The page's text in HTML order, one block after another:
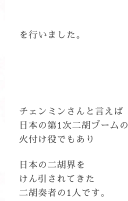
を行いました。
チェンミンさんと言えば
日本の第1次二胡ブームの
火付け役でもあり
日本の二胡界を
けん引されてきた
二胡奏者の1人です。